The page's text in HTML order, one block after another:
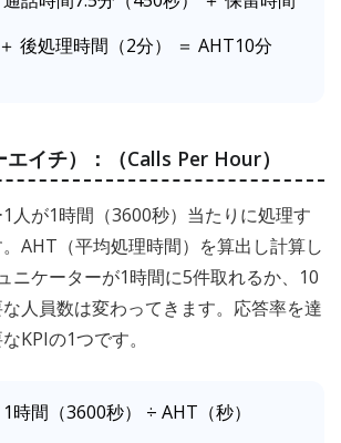
後処理時間（2分） ＝ AHT10分
イチ）：（Calls Per Hour）
人が1時間（3600秒）当たりに処理す
AHT（平均処理時間）を算出し計算し
ニケーターが1時間に5件取れるか、10
人員数は変わってきます。応答率を達
KPIの1つです。
1時間（3600秒） ÷ AHT（秒）